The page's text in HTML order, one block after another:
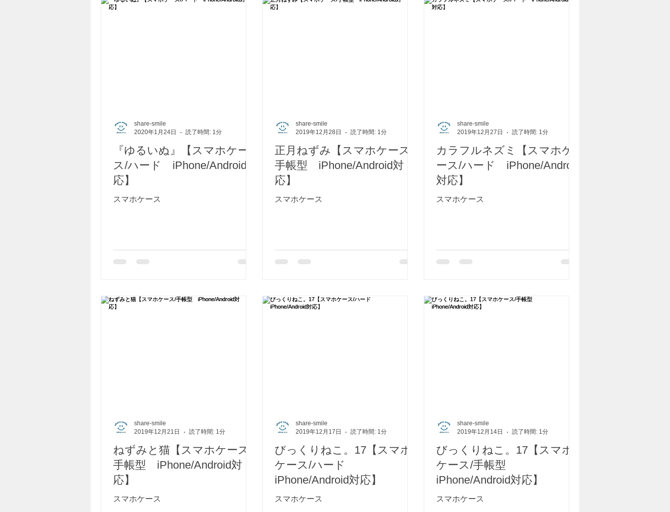
『ゆるいぬ』【スマホケー
ス/ハード iPhone/Android対
応】
スマホケース
share-smile
2020年1月24日
読了時間: 1分
正月ねずみ【スマホケース/
手帳型 iPhone/Android対
応】
スマホケース
share-smile
2019年12月28日
読了時間: 1分
カラフルネズミ【スマホケ
ース/ハード iPhone/Android
対応】
スマホケース
share-smile
2019年12月27日
読了時間: 1分
ねずみと猫【スマホケース/
手帳型 iPhone/Android対
応】
スマホケース
share-smile
2019年12月21日
読了時間: 1分
びっくりねこ。17【スマホ
ケース/ハード
iPhone/Android対応】
スマホケース
share-smile
2019年12月17日
読了時間: 1分
びっくりねこ。17【スマホ
ケース/手帳型
iPhone/Android対応】
スマホケース
share-smile
2019年12月14日
読了時間: 1分